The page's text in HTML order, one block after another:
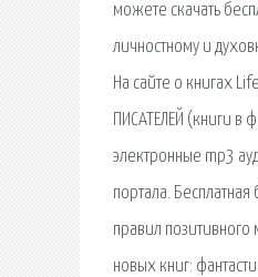
можете скачать
личностному и
На сайте о книгах
ПИСАТЕЛЕЙ (книги
электронные mp3
портала.
правил
новых книг: